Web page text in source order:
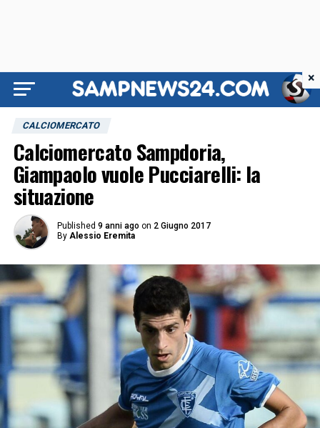
CALCIOMERCATO
Calciomercato Sampdoria,
Giampaolo vuole Pucciarelli: la
situazione
Published 9 anni ago on 2 Giugno 2017
By Alessio Eremita
×